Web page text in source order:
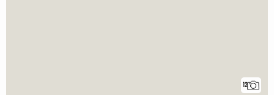
12